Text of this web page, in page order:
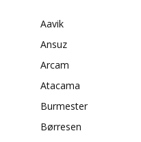
Aavik
Ansuz
Arcam
Atacama
Burmester
Børresen